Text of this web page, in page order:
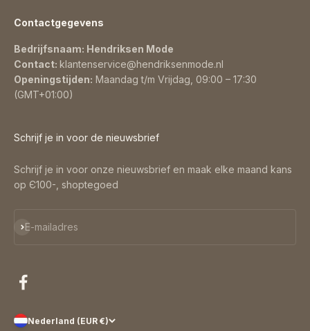
Contactgegevens
Bedrijfsnaam: Hendriksen Mode
Contact: klantenservice@hendriksenmode.nl
Openingstijden: Maandag t/m Vrijdag, 09:00 – 17:30
(GMT+01:00)
Schrijf je in voor de nieuwsbrief
Schrijf je in voor onze nieuwsbrief en maak elke maand kans
op Є100-, shoptegoed
E-mailadres
Abonneren
Nederland (EUR €)